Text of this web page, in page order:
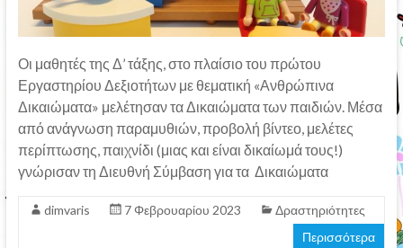
Οι μαθητές της Δ’ τάξης, στο πλαίσιο του πρώτου
Εργαστηρίου Δεξιοτήτων με θεματική «Ανθρώπινα
Δικαιώματα» μελέτησαν τα Δικαιώματα των παιδιών. Μέσα
από ανάγνωση παραμυθιών, προβολή βίντεο, μελέτες
περίπτωσης, παιχνίδι (μιας και είναι δικαίωμά τους!)
γνώρισαν τη Διευθνή Σύμβαση για τα Δικαιώματα
dimvaris 7 Φεβρουαρίου 2023
Δραστηριότητες
Περισσότερα